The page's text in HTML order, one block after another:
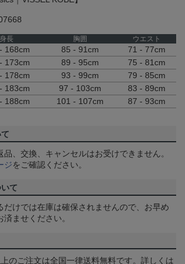
身長 胸囲 ウエスト
168cm 85 - 91cm
71 - 77cm
173cm 89 - 95cm
75 - 81cm
178cm 93 - 99cm
79 - 85cm
183cm 97 - 103cm
83 - 89cm
188cm 101 - 107cm 87 - 93cm
、交換、キャンセルはお受けできません。
ジをご確認ください。
て
だけでは在庫は確保されませんので、お早め
ませください。
のご注文は全国一律送料無料です。詳しくは